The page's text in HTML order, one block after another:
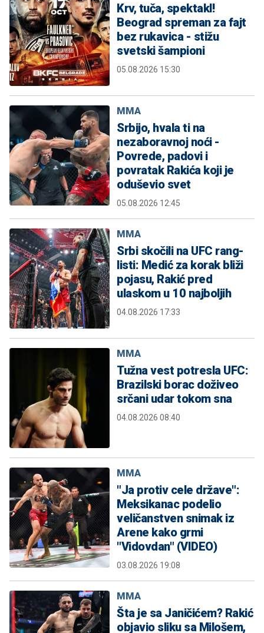
Krv, tuča, spektakl!
Beograd spreman za fajt
bez rukavica - stižu
svetski šampioni
05.08.2026 15:30
MMA
Srbijo, hvala ti na
nezaboravnoj noći -
Povrede, padovi i
povratak Rakića koji je
oduševio svet
05.08.2026 12:45
MMA
Srbi skočili na UFC rang-
listi: Medić za korak bliži
pojasu, Rakić pred
ulaskom u 10 najboljih
04.08.2026 17:33
MMA
Tužna vest potresla UFC:
Brazilski borac doživeo
srčani udar tokom sna
04.08.2026 08:40
MMA
"Ja protiv cele države":
Meksikanac podelio
veličanstven snimak iz
Arene kako grmi
"Vidovdan" (VIDEO)
03.08.2026 19:08
MMA
Šta je sa Janičićem? Rakić
objavio sliku sa Milošem,